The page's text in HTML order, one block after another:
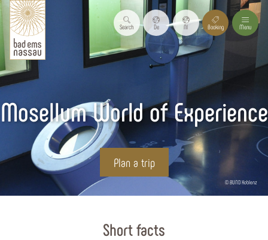
Search De Nl Booking Menu
© BUND Koblenz
Mosellum World of Experience
Plan a trip
Short facts